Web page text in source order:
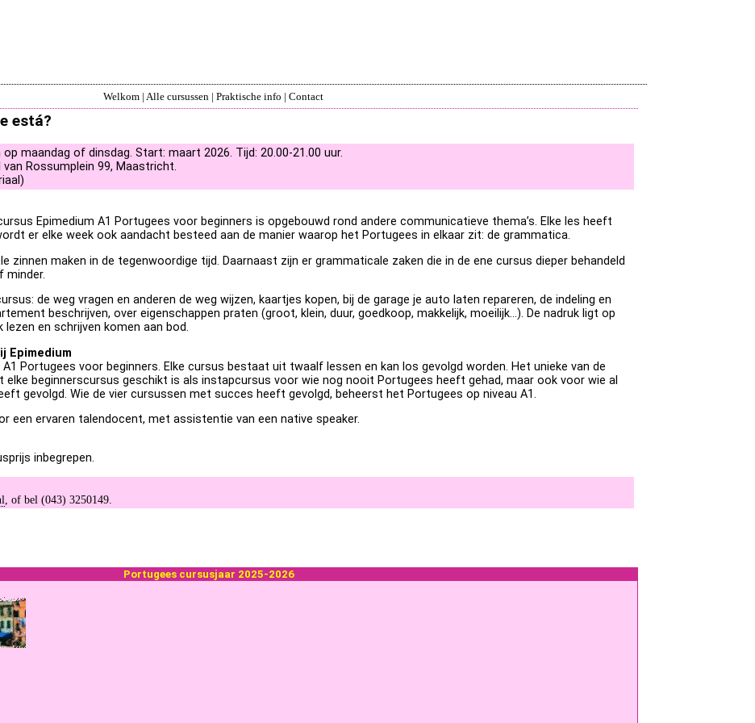
Welkom| Alle cursussen | Praktische info | Contact
está?
maandag of dinsdag. Start: maart 2026. Tijd: 20.00-21.00 uur.
van Rossumplein 99, Maastricht.
Epimedium A1 Portugees voor beginners is opgebouwd rond andere communicatieve thema’s. Elke les heeft
er elke week ook aandacht besteed aan de manier waarop het Portugees in elkaar zit: de grammatica.
zinnen maken in de tegenwoordige tijd. Daarnaast zijn er grammaticale zaken die in de ene cursus dieper behandeld
minder.
de weg vragen en anderen de weg wijzen, kaartjes kopen, bij de garage je auto laten repareren, de indeling en
beschrijven, over eigenschappen praten (groot, klein, duur, goedkoop, makkelijk, moeilijk...). De nadruk ligt op
en schrijven komen aan bod.
Epimedium
Portugees voor beginners. Elke cursus bestaat uit twaalf lessen en kan los gevolgd worden. Het unieke van de
elke beginnerscursus geschikt is als instapcursus voor wie nog nooit Portugees heeft gehad, maar ook voor wie al
gevolgd. Wie de vier cursussen met succes heeft gevolgd, beheerst het Portugees op niveau A1.
een ervaren talendocent, met assistentie van een native speaker.
inbegrepen.
, of bel (043) 3250149.
Por­tu­gees cursus­jaar 2025-2026